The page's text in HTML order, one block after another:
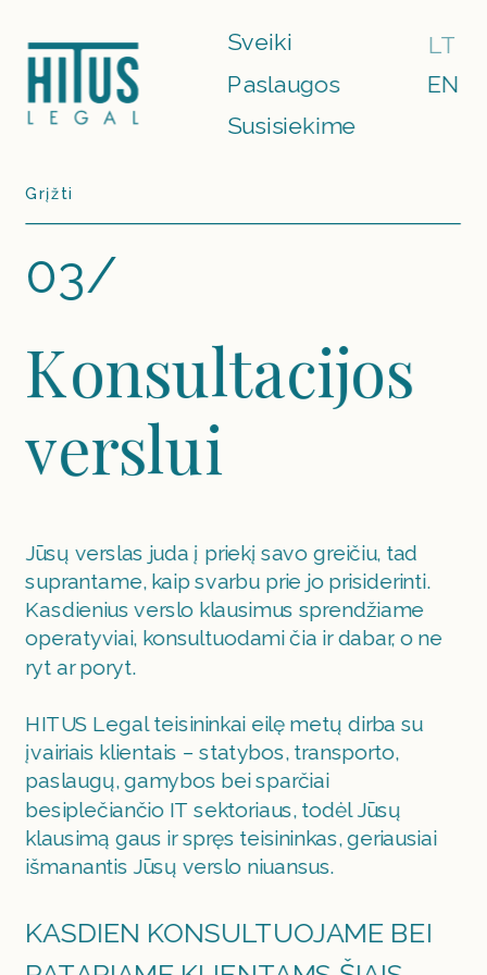
Sveiki LT
EN
Paslaugos
Susisiekime
Grįžti
03/
Konsultacijos
verslui
Jūsų verslas juda į priekį savo greičiu, tad
suprantame, kaip svarbu prie jo prisiderinti.
Kasdienius verslo klausimus sprendžiame
operatyviai, konsultuodami čia ir dabar, o ne
ryt ar poryt.
HITUS Legal teisininkai eilę metų dirba su
įvairiais klientais – statybos, transporto,
paslaugų, gamybos bei sparčiai
besiplečiančio IT sektoriaus, todėl Jūsų
klausimą gaus ir spręs teisininkas, geriausiai
išmanantis Jūsų verslo niuansus.
KASDIEN KONSULTUOJAME BEI